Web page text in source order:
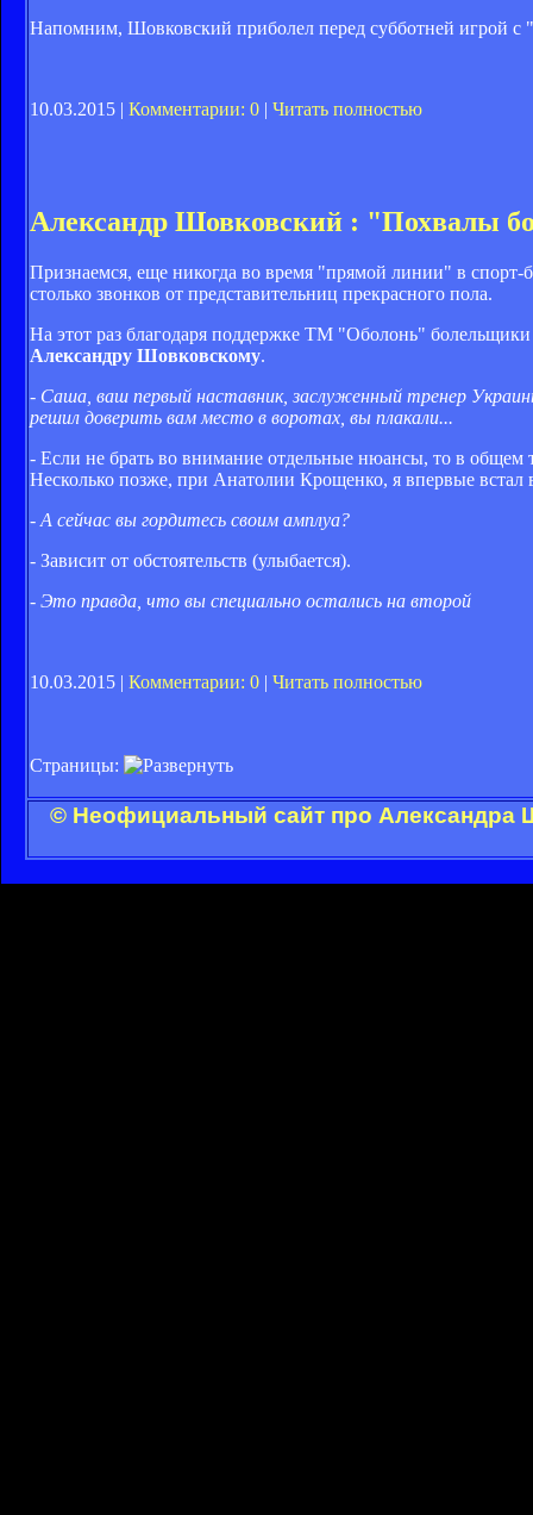
Напомним, Шовковский приболел перед субботней игрой с
10.03.2015 | Комментарии: 0 | Читать полностью
Александр Шовковский : "Похвалы
Признаемся, еще никогда во время "прямой линии" в
столько звонков от представительниц прекрасного пола.
На этот раз благодаря поддержке ТМ "Оболонь"
Александру Шовковскому.
- Саша, ваш первый наставник, заслуженный тренер
решил доверить вам место в воротах, вы плакали...
- Если не брать во внимание отдельные нюансы, то в общем
Несколько позже, при Анатолии Крощенко, я впервые встал
- А сейчас вы гордитесь своим амплуа?
- Зависит от обстоятельств (улыбается).
- Это правда, что вы специально остались на второй
10.03.2015 | Комментарии: 0 | Читать полностью
Страницы:
© Неофициальный сайт про Александра